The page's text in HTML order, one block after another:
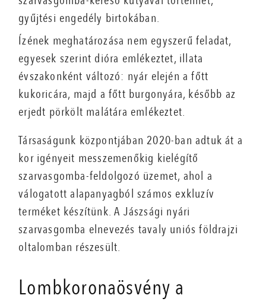
gyűjtési engedély birtokában.
Ízének meghatározása nem egyszerű feladat,
egyesek szerint dióra emlékeztet, illata
évszakonként változó: nyár elején a főtt
kukoricára, majd a főtt burgonyára, később az
erjedt pörkölt malátára emlékeztet.
Társaságunk központjában 2020-ban adtuk át a
kor igényeit messzemenőkig kielégítő
szarvasgomba-feldolgozó üzemet, ahol a
válogatott alapanyagból számos exkluzív
terméket készítünk. A Jászsági nyári
szarvasgomba elnevezés tavaly uniós földrajzi
oltalomban részesült.
Lombkoronaösvény a